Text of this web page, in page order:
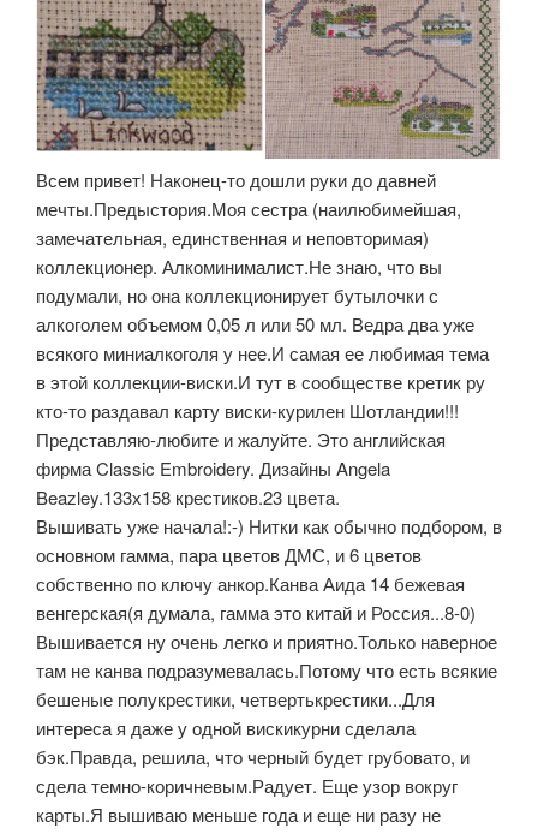
Всем привет! Наконец-то дошли руки до давней
мечты.Предыстория.Моя сестра (наилюбимейшая,
замечательная, единственная и неповторимая)
коллекционер. Алкоминималист.Не знаю, что вы
подумали, но она коллекционирует бутылочки с
алкоголем объемом 0,05 л или 50 мл. Ведра два уже
всякого миниалкоголя у нее.И самая ее любимая тема
в этой коллекции-виски.И тут в сообществе кретик ру
кто-то раздавал карту виски-курилен Шотландии!!!
Представляю-любите и жалуйте. Это английская
фирма Classic Embroidery. Дизайны Angela
Beazley.133х158 крестиков.23 цвета.
Вышивать уже начала!:-) Нитки как обычно подбором, в
основном гамма, пара цветов ДМС, и 6 цветов
собственно по ключу анкор.Канва Аида 14 бежевая
венгерская(я думала, гамма это китай и Россия...8-0)
Вышивается ну очень легко и приятно.Только наверное
там не канва подразумевалась.Потому что есть всякие
бешеные полукрестики, четвертькрестики...Для
интереса я даже у одной вискикурни сделала
бэк.Правда, решила, что черный будет грубовато, и
сдела темно-коричневым.Радует. Еще узор вокруг
карты.Я вышиваю меньше года и еще ни разу не